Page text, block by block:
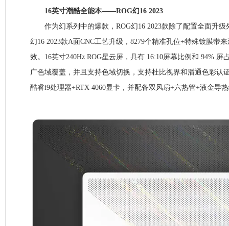
16英寸潮酷全能本——ROG幻16 2023
作为幻系列中的爆款，ROG幻16 2023款除了配置全面升级
幻16 2023款A面CNC工艺升级，8279个精准孔位+特殊镀膜带
效。16英寸240Hz ROG星云屏，具有 16:10屏幕比例和 94% 屏
广色域覆盖，并且支持色域切换，支持杜比视界和潘通色彩认
酷睿i9处理器+RTX 4060显卡，并配备双风扇+六热管+液金导